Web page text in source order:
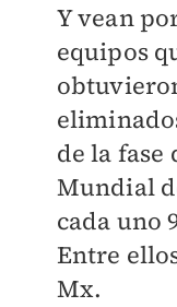
Y vean
equipos
de la fase
Mundial
cada uno
Entre
Mx.